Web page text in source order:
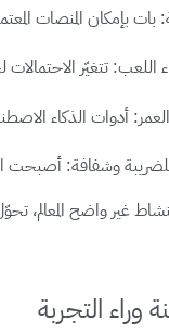
بات بإمكان المنصات
اللعب: تتغيّر
أدوات الذكاء
وشفافة: أصبحت
غير واضح المعالم،
وراء التجربة